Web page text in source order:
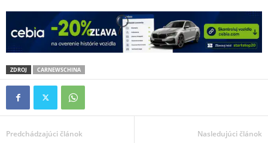
ZDROJ CARNEWSCHINA
Predchádzajúci článok Nasledujúci článok